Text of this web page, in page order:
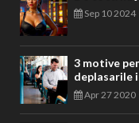
Sep 10 2024
3 motive
deplasarile
Apr 27 2020